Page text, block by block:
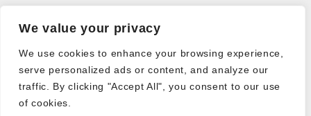
We value your privacy
We use cookies to enhance your browsing experience,
serve personalized ads or content, and analyze our
traffic. By clicking "Accept All", you consent to our use
of cookies.